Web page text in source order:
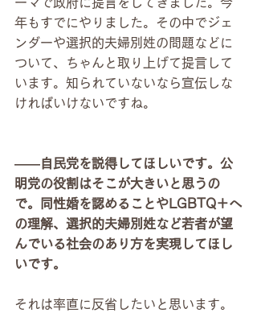
ーマで政府に提言をしてきました。今
年もすでにやりました。その中でジェ
ンダーや選択的夫婦別姓の問題などに
ついて、ちゃんと取り上げて提言して
います。知られていないなら宣伝しな
ければいけないですね。
――自民党を説得してほしいです。公
明党の役割はそこが大きいと思うの
で。同性婚を認めることやLGBTQ＋へ
の理解、選択的夫婦別姓など若者が望
んでいる社会のあり方を実現してほし
いです。
それは率直に反省したいと思います。